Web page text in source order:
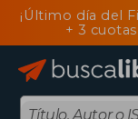
¡Último día del
+ 3